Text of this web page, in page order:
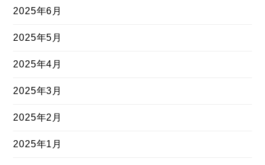
2025年6月
2025年5月
2025年4月
2025年3月
2025年2月
2025年1月